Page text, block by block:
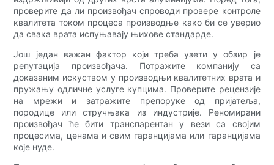
проверите да ли произвођач спроводи провере контроле
квалитета током процеса производње како би се уверио
да свака врата испуњавају њихове стандарде.
Још један важан фактор који треба узети у обзир је
репутација произвођача. Потражите компанију са
доказаним искуством у производњи квалитетних врата и
пружању одличне услуге купцима. Проверите рецензије
на мрежи и затражите препоруке од пријатеља,
породице или стручњака из индустрије. Реномирани
произвођач ће бити транспарентан у вези са својим
процесима, ценама и свим гаранцијама или гаранцијама
које нуде.